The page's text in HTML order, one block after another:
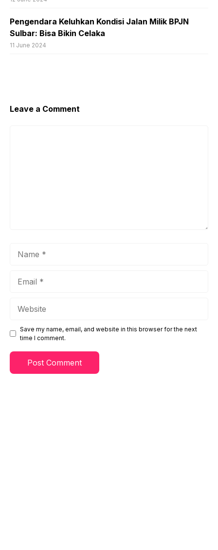
Pengendara Keluhkan Kondisi Jalan Milik BPJN
Sulbar: Bisa Bikin Celaka
11 June 2024
Leave a Comment
Save my name, email, and website in this browser for the next
time I comment.